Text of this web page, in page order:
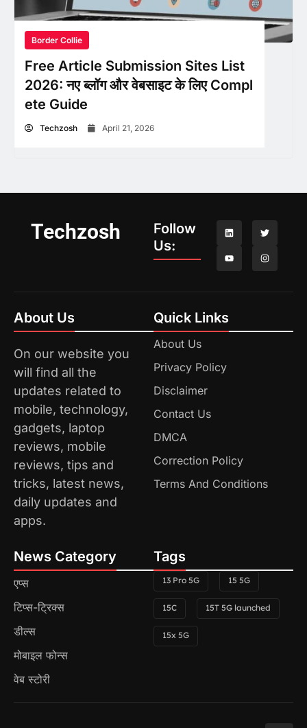
Border Collie
Free Article Submission Sites List
2026: नए ब्लॉग और वेबसाइट के लिए Compl
ete Guide
Techzosh April 21, 2026
Techzosh
Follow
Us:
About Us
On our website you
will find all the
updates related to
mobile, technology,
gadgets, laptop
reviews, mobile
reviews, tips and
tricks, latest news,
daily updates and
apps.
Quick Links
About Us
Privacy Policy
Disclaimer
Contact Us
DMCA
Correction Policy
Terms And Conditions
News Category
एप्स
टिप्स-ट्रिक्स
डील्स
मोबाइल फोन्स
वेब स्टोरी
Tags
13 Pro 5G 15 5G
15C 15T 5G launched
15x 5G